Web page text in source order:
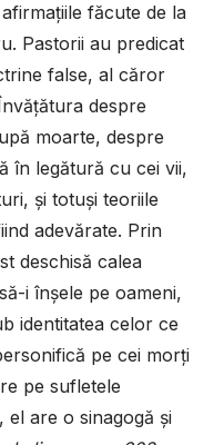
făcute de la
Pastorii au predicat
false, al căror
despre
moarte, despre
în legătură cu cei vii,
și totuși teoriile
adevărate. Prin
deschisă calea
i înșele pe oameni,
identitatea celor ce
pe cei morți
pe sufletele
el are o sinagogă și